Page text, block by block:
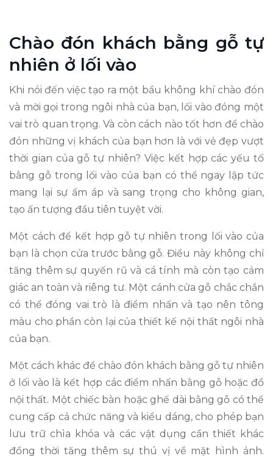
Chào đón khách bằng gỗ tự
nhiên ở lối vào
Khi nói đến việc tạo ra một bầu không khí chào đón
và mời gọi trong ngôi nhà của bạn, lối vào đóng một
vai trò quan trọng. Và còn cách nào tốt hơn để chào
đón những vị khách của bạn hơn là với vẻ đẹp vượt
thời gian của gỗ tự nhiên? Việc kết hợp các yếu tố
bằng gỗ trong lối vào của bạn có thể ngay lập tức
mang lại sự ấm áp và sang trọng cho không gian,
tạo ấn tượng đầu tiên tuyệt vời.
Một cách để kết hợp gỗ tự nhiên trong lối vào của
bạn là chọn cửa trước bằng gỗ. Điều này không chỉ
tăng thêm sự quyến rũ và cá tính mà còn tạo cảm
giác an toàn và riêng tư. Một cánh cửa gỗ chắc chắn
có thể đóng vai trò là điểm nhấn và tạo nên tông
màu cho phần còn lại của thiết kế nội thất ngôi nhà
của bạn.
Một cách khác để chào đón khách bằng gỗ tự nhiên
ở lối vào là kết hợp các điểm nhấn bằng gỗ hoặc đồ
nội thất. Một chiếc bàn hoặc ghế dài bằng gỗ có thể
cung cấp cả chức năng và kiểu dáng, cho phép bạn
lưu trữ chìa khóa và các vật dụng cần thiết khác
đồng thời tăng thêm sự thú vị về mặt hình ảnh.